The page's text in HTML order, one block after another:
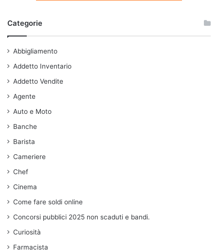
Categorie
Abbigliamento
Addetto Inventario
Addetto Vendite
Agente
Auto e Moto
Banche
Barista
Cameriere
Chef
Cinema
Come fare soldi online
Concorsi pubblici 2025 non scaduti e bandi.
Curiosità
Farmacista